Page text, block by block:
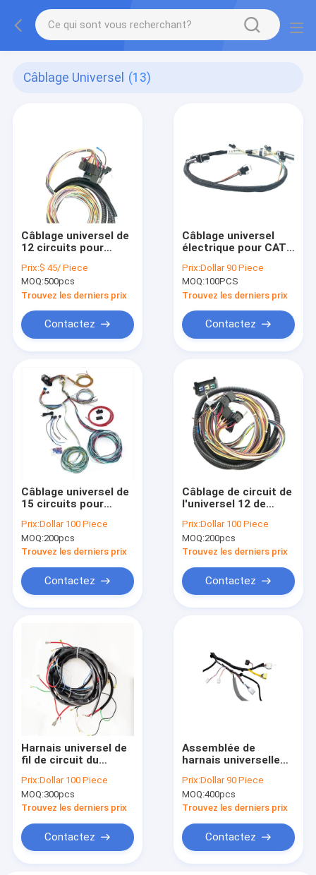
Câblage Universel (13)
Câblage universel de
12 circuits pour
voiture de cru
Prix:$ 45/ Piece
MOQ:500pcs
Trouvez les derniers prix
Contactez
Câblage universel
électrique pour CAT
tension résiduelle
329D L de 328D
Prix:Dollar 90 Piece
MOQ:100PCS
Trouvez les derniers prix
Contactez
Câblage universel de
15 circuits pour
Prix:Dollar 100 Piece
MOQ:200pcs
Trouvez les derniers prix
Contactez
Câblage de circuit de
l'universel 12 de
Engine
Prix:Dollar 100 Piece
MOQ:200pcs
Trouvez les derniers prix
Contactez
Harnais universel de
fil de circuit du
d'OEM
Prix:Dollar 100 Piece
MOQ:300pcs
Trouvez les derniers prix
Contactez
Assemblée de
harnais universelle
d'injecteur de
carburant du câblage
CWH09
Prix:Dollar 90 Piece
MOQ:400pcs
Trouvez les derniers prix
Contactez